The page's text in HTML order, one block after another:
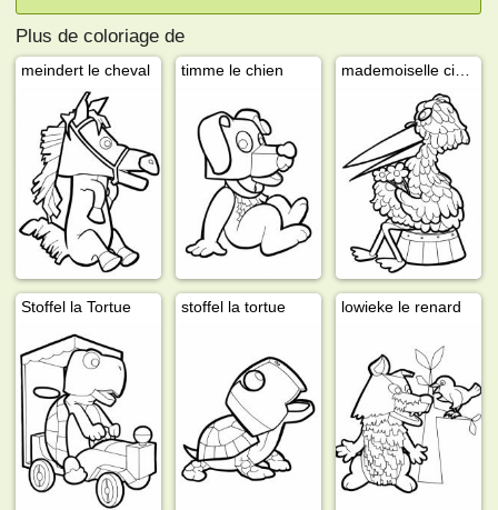
Plus de coloriage de
meindert le cheval timme le chien
Stoffel la Tortue stoffel la tortue lowieke le renard